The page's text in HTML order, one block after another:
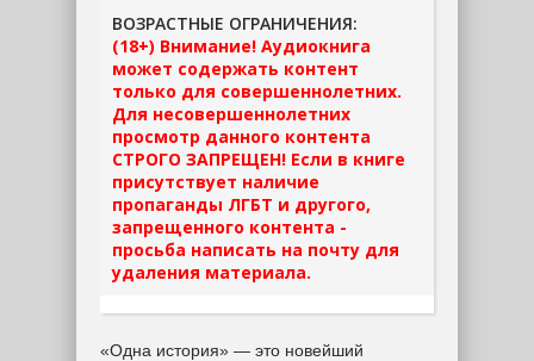
ВОЗРАСТНЫЕ ОГРАНИЧЕНИЯ:
(18+) Внимание! Аудиокнига
может содержать контент
только для совершеннолетних.
Для несовершеннолетних
просмотр данного контента
СТРОГО ЗАПРЕЩЕН! Если в книге
присутствует наличие
пропаганды ЛГБТ и другого,
запрещенного контента -
просьба написать на почту для
удаления материала.
«Одна история» — это новейший